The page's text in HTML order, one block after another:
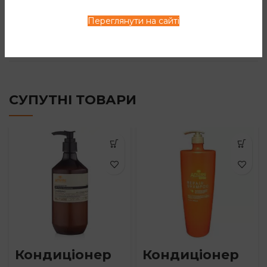
Переглянути на сайті
СУПУТНІ ТОВАРИ
Кондиціонер
Кондиціонер